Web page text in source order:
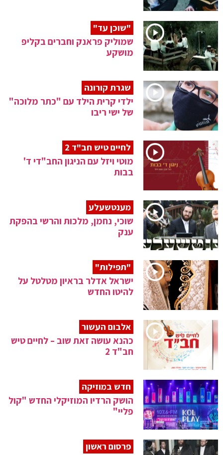
"שוכן עד"
שמוליק פראנק וחברים בקליפ
מושקע
שגרת קורונה
ילדי קרית הילד עם "כתר מלוכה"
של ישי ריבו
לחיים טיש חב"ד 2
מוטי ויזל עם הניגון החב"די ד'
בבות
מענטשעלע
שוכי, נחמן, מלכות והרשי בהפקת
ענק
"תפילות"
ישראל אדלר בראיון מטלטל על
להיטו החדש
אלבום העשור
כהנא עושה זאת שוב – לחיים טיש
חב"ד 2
חדש במוזיקה
הושק הרדיו המוזיקלי החדש "קול
פליי"
פרסום ראשון